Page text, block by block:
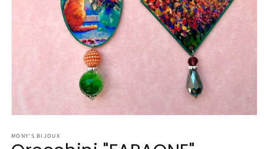
multimediali
1
MONY'S BIJOUX